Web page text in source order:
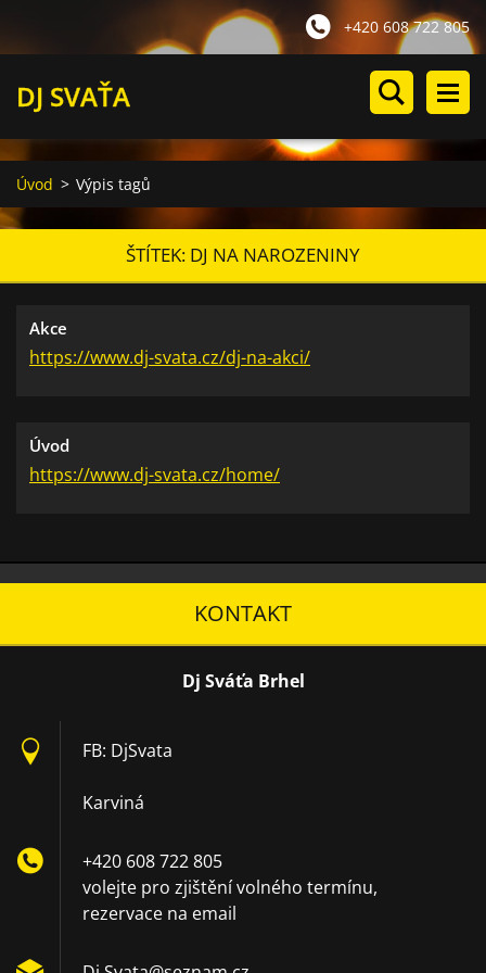
+420 608 722 805
DJ SVAŤA
Úvod > Výpis tagů
ŠTÍTEK: DJ NA NAROZENINY
Akce
https://www.dj-svata.cz/dj-na-akci/
Úvod
https://www.dj-svata.cz/home/
KONTAKT
Dj Sváťa Brhel
FB: DjSvata
Karviná
+420 608 722 805
volejte pro zjištění volného termínu,
rezervace na email